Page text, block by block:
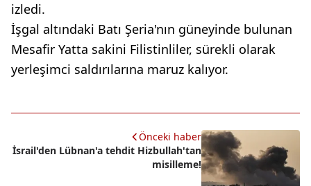
izledi.
İşgal altındaki Batı Şeria'nın güneyinde bulunan
Mesafir Yatta sakini Filistinliler, sürekli olarak
yerleşimci saldırılarına maruz kalıyor.
Önceki haber
İsrail'den Lübnan'a tehdit Hizbullah'tan
misilleme!